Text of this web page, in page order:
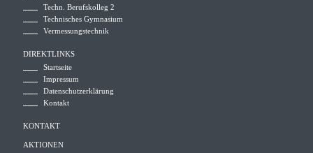
Techn. Berufskolleg 2
Technisches Gymnasium
Vermessungstechnik
DIREKTLINKS
Startseite
Impressum
Datenschutzerklärung
Kontakt
KONTAKT
AKTIONEN